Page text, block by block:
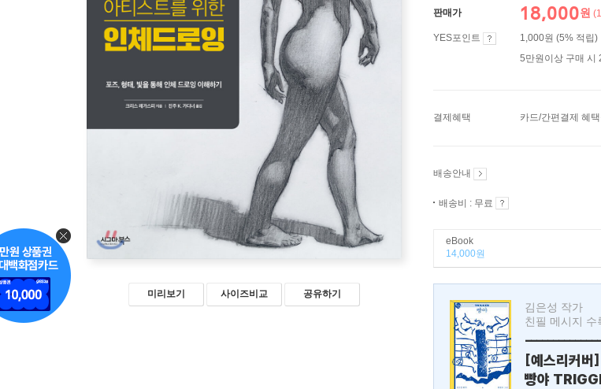
미리보기 사이즈비교 공유하기
판매가 18,000원
YES포인트
1,000원 (5% 적립)
5만원이상 구매 시
결제혜택 카드/간편결제 혜
배송안내
배송비 : 무료
eBook
14,000원
김은성 작가
친필 메시지 수
[예스리커버]
빵야